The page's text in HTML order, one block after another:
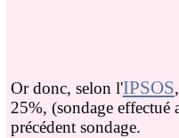
Or donc, selon l'IPSOS,
25%, (sondage effectué
précédent sondage.